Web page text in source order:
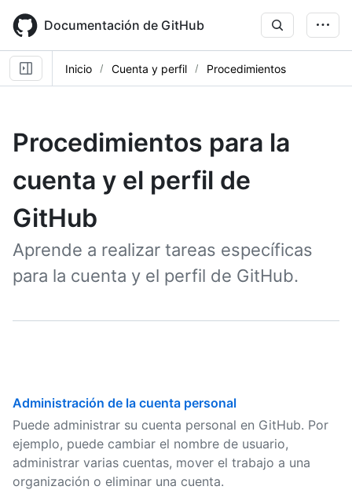
main
content
Documentación de GitHub
Inicio Cuenta y perfil Procedimientos
Procedimientos para la
cuenta y el perfil de
GitHub
Aprende a realizar tareas específicas
para la cuenta y el perfil de GitHub.
Administración de la cuenta personal
Puede administrar su cuenta personal en GitHub. Por
ejemplo, puede cambiar el nombre de usuario,
administrar varias cuentas, mover el trabajo a una
organización o eliminar una cuenta.